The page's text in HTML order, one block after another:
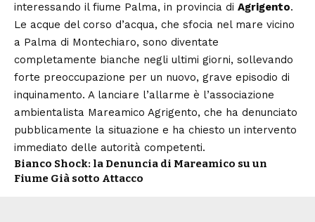
interessando il fiume Palma, in provincia di Agrigento.
Le acque del corso d’acqua, che sfocia nel mare vicino
a Palma di Montechiaro, sono diventate
completamente bianche negli ultimi giorni, sollevando
forte preoccupazione per un nuovo, grave episodio di
inquinamento. A lanciare l’allarme è l’associazione
ambientalista Mareamico Agrigento, che ha denunciato
pubblicamente la situazione e ha chiesto un intervento
immediato delle autorità competenti.
Bianco Shock: la Denuncia di Mareamico su un
Fiume Già sotto Attacco